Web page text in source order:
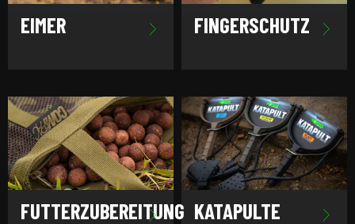
EIMER FINGERSCHUTZ
FUTTERZUBEREITUNG KATAPULTE